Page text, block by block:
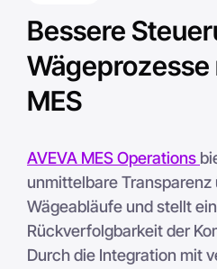
Bessere
Wägeprozesse
MES
AVEVA MES Operations
unmittelbare Transparenz
Wägeabläufe und stellt
Rückverfolgbarkeit der
Durch die Integration mit